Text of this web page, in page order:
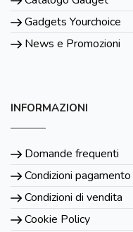
Gadgets Yourchoice
News e Promozioni
INFORMAZIONI
Domande frequenti
Condizioni pagamento
Condizioni di vendita
Cookie Policy